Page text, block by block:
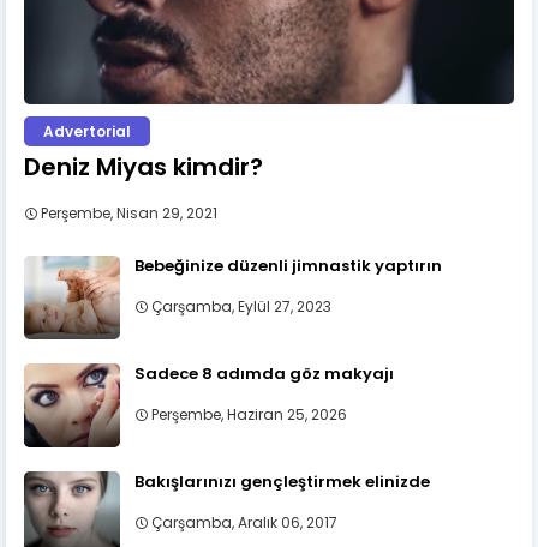
Advertorial
Deniz Miyas kimdir?
Perşembe, Nisan 29, 2021
Bebeğinize düzenli jimnastik yaptırın
Çarşamba, Eylül 27, 2023
Sadece 8 adımda göz makyajı
Perşembe, Haziran 25, 2026
Bakışlarınızı gençleştirmek elinizde
Çarşamba, Aralık 06, 2017